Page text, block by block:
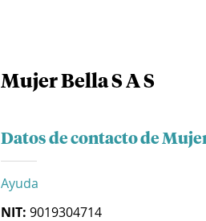
Mujer Bella S A S
Datos de contacto de
Ayuda
NIT: 9019304714